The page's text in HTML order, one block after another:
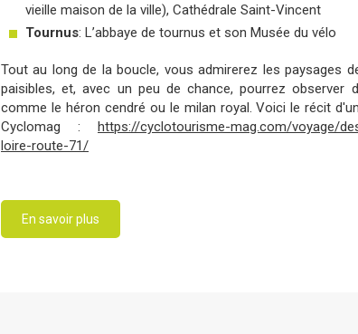
vieille maison de la ville), Cathédrale Saint-Vincent
Tournus: L’abbaye de tournus et son Musée du vélo
Tout au long de la boucle, vous admirerez les paysages
paisibles, et, avec un peu de chance, pourrez observer
comme le héron cendré ou le milan royal. Voici le récit
Cyclomag : https://cyclotourisme-mag.com/voyage/
loire-route-71/
En savoir plus